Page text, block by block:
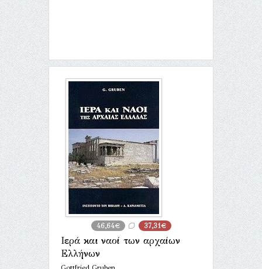
46,64€ 37,31€
Ιερά και ναοί των αρχαίων
Ελλήνων